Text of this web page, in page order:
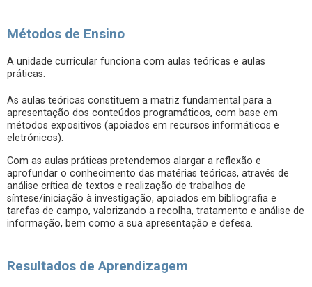
Métodos de Ensino
A unidade curricular funciona com aulas teóricas e aulas
práticas.
As aulas teóricas constituem a matriz fundamental para a
apresentação dos conteúdos programáticos, com base em
métodos expositivos (apoiados em recursos informáticos e
eletrónicos).
Com as aulas práticas pretendemos alargar a reflexão e
aprofundar o conhecimento das matérias teóricas, através de
análise crítica de textos e realização de trabalhos de
síntese/iniciação à investigação, apoiados em bibliografia e
tarefas de campo, valorizando a recolha, tratamento e análise de
informação, bem como a sua apresentação e defesa.
Resultados de Aprendizagem